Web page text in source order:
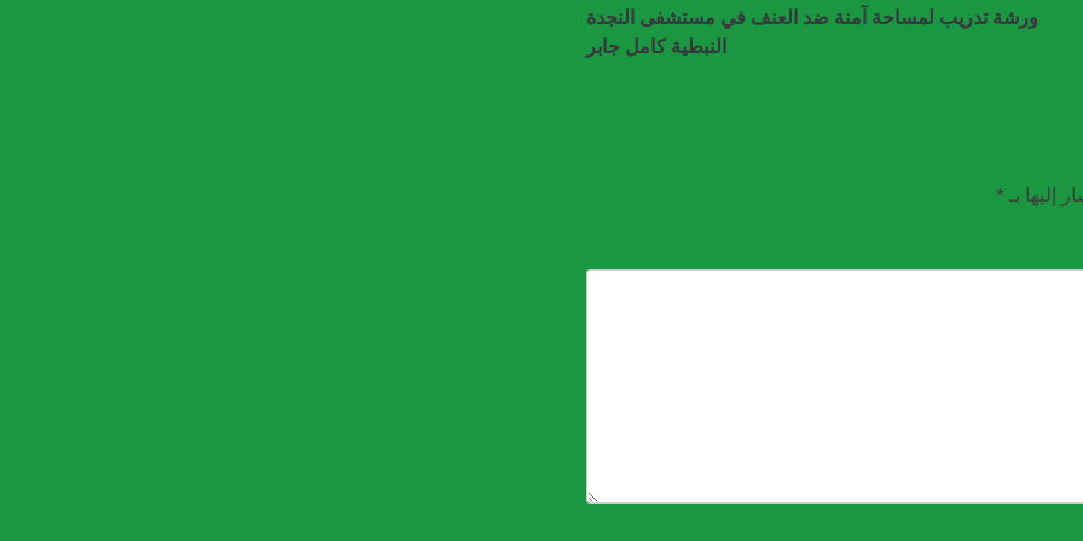
ورشة تدريب لمساحة آمنة ضد العنف في مستشفى النجدة
النبطية كامل جابر
إليها بـ *